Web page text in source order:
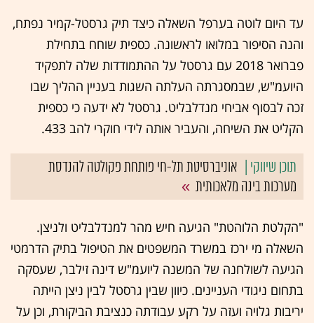
עד היום לוטה בערפל השאלה כיצד תיק גרסטל-קמיר נפתח,
והנה הסיפור במלואו לראשונה. כספית שוחח בתחילת
פברואר 2018 עם גרסטל על ההתמודדות שלה לתפקיד
היועמ"ש, שבמסגרתה העלתה השגות בעניין ההליך שבו
זכה לבסוף אביחי מנדלבליט. גרסטל לא ידעה כי כספית
הקליט את השיחה, והעביר אותה לידי חוקרי להב 433.
אוניברסיטת תל-חי פותחת פקולטה להנדסת
מערכות בינה מלאכותית
"הקלטת הלוהטת" הגיעה חיש מהר למנדלבליט ולניצן.
השאלה מי ירכז במשרד המשפטים את הטיפול בתיק הדרמטי
הגיעה לשולחנה של המשנה ליועמ"ש דינה זילבר, שעסקה
בתחום ניגודי העניינים. כיוון שבין גרסטל לבין ניצן הייתה
יריבות גלויה ועזה על רקע עבודתה כנציבת הביקורת, וכן על